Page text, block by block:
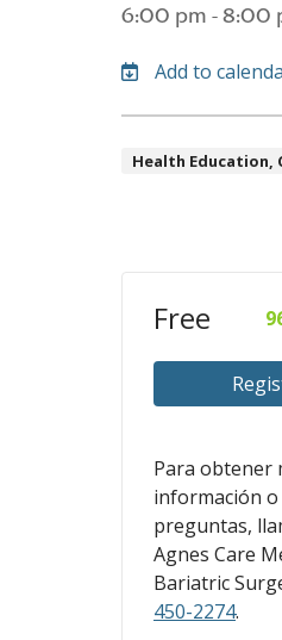
6:00 pm - 8:00
Health Education,
Free
Para obtener
información
preguntas,
Agnes Care
Bariatric
450-2274.